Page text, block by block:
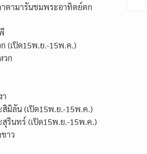
าตามารันชมพระอาทิตย์ตก
(เปิด15พ.ย.-15พ.ค.)
วก
มิลัน (เปิด15พ.ย.-15พ.ค.)
รินทร์ (เปิด15พ.ย.-15พ.ค.)
าว